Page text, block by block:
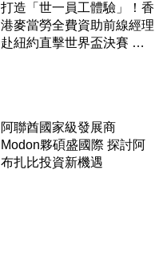
打造「世一員工體驗」！香
港麥當勞全費資助前線經理
赴紐約直擊世界盃決賽 見
阿聯酋國家級發展商
Modon夥碩盛國際 探討阿
布扎比投資新機遇